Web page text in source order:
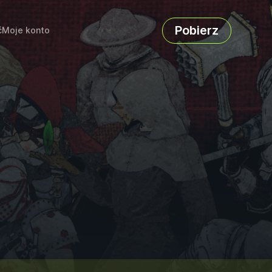
Moje konto Pobierz